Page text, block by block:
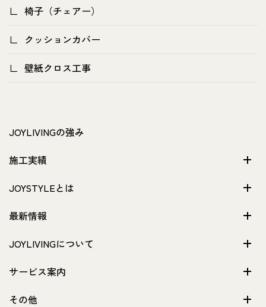
椅子（チェアー）
クッションカバー
壁紙クロス工事
JOYLIVINGの強み
施工実績
JOYSTYLEとは
最新情報
JOYLIVINGについて
サービス案内
その他